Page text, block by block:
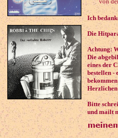
Ich
Die
Achtung:
Die
eines der
bestellen -
Bitte
und mailt